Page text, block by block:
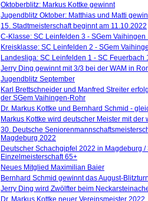
Oktoberblitz: Markus Kottke gewinnt
Jugendblitz Oktober: Matthias und Matti
15. Stadtmeisterschaft beginnt am 11.10.2022
C-Klasse: SC Leinfelden 3 - SGem Vaihingen
Kreisklasse: SC Leinfelden 2 - SGem
Landesliga: SC Leinfelden 1 - SC Feuerbach
Jerry Ding gewinnt mit 3/3 bei der WAM in
Jugendblitz September
Karl Brettschneider und Manfred Streiter
der SGem Vaihingen-Rohr
Dr. Markus Kottke und Bernhard Schmid -
Markus Kottke wird deutscher Meister mit
30. Deutsche
Magdeburg 2022
Deutscher Schachgipfel 2022 in Magdeburg
Einzelmeisterschaft 65+
Neues Mitglied Maximilian Baier
Bernhard Schmid gewinnt das August-
Jerry Ding wird Zwölfter beim
Dr. Markus Kottke neuer Vereinsmeister 2022